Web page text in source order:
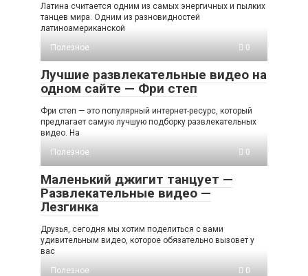
Латина считается одним из самых энергичных и пылких
танцев мира. Одним из разновидностей
латиноамериканской
Полезное
0
Лучшие развлекательные видео на
одном сайте — Фри степ
Фри степ — это популярный интернет-ресурс, который
предлагает самую лучшую подборку развлекательных
видео. На
Полезное
0
Маленький джигит танцует —
Развлекательные видео —
Лезгинка
Друзья, сегодня мы хотим поделиться с вами
удивительным видео, которое обязательно вызовет у
вас
Полезное
0